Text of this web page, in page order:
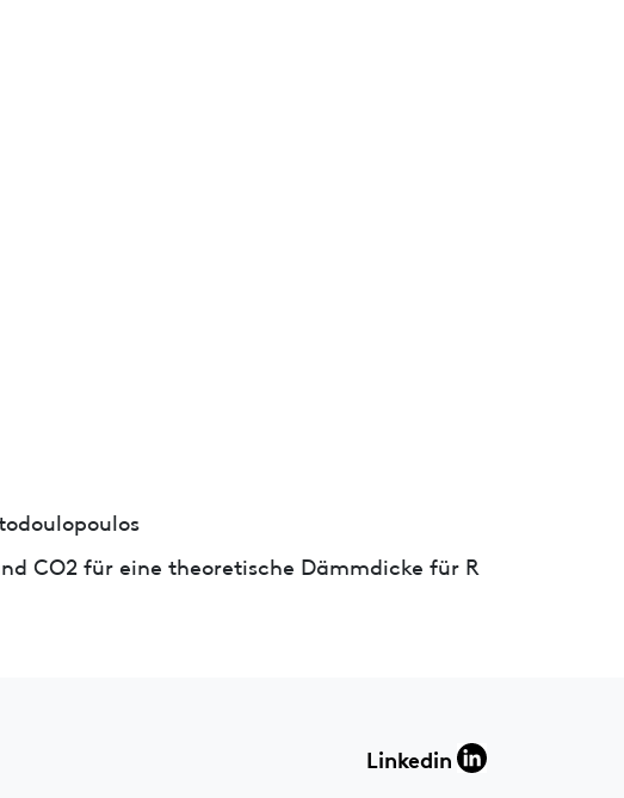
CO2 für eine theoretische Dämmdicke für R
Linkedin